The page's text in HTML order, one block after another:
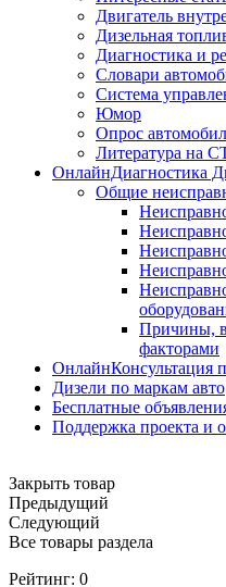
Двигатель
Дизельная
Диагностика и
Словари
Система
Юмор
Опрос
Литература
ОнлайнДиагностика
Общие
Причины,
факторами
ОнлайнКонсультация
Дизели по маркам авто
Бесплатные
Поддержка проекта и
Закрыть товар
Предыдущий
Следующий
Все товары раздела
Рейтинг: 0